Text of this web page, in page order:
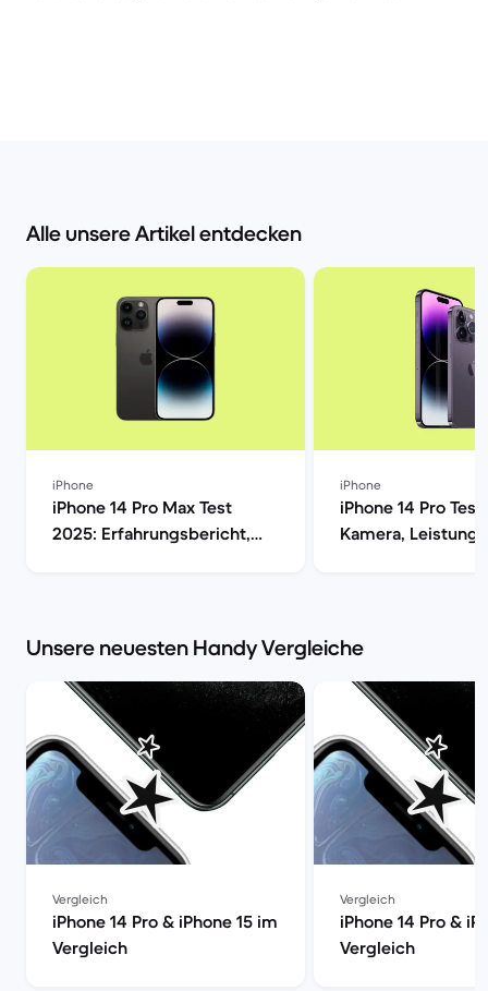
Alle unsere Artikel entdecken
iPhone
iPhone 14 Pro Max Test
2025: Erfahrungsbericht,
iPhone
iPhone 14 Pro
Kamera,
Unsere neuesten Handy Vergleiche
Vergleich
iPhone 14 Pro & iPhone 15 im
Vergleich
Vergleich
iPhone 14 Pro &
Vergleich